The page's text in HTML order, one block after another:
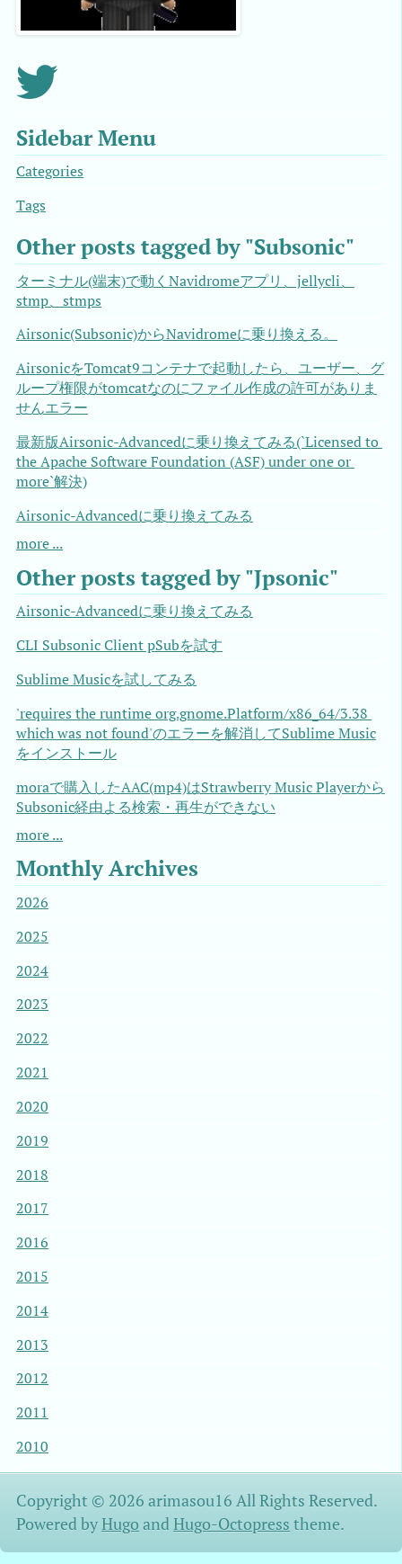
Sidebar Menu
Categories
Tags
Other posts tagged by "Subsonic"
ターミナル(端末)で動くNavidromeアプリ、jellycli、
stmp、stmps
Airsonic(Subsonic)からNavidromeに乗り換える。
AirsonicをTomcat9コンテナで起動したら、ユーザー、グ
ループ権限がtomcatなのにファイル作成の許可がありま
せんエラー
最新版Airsonic-Advancedに乗り換えてみる(`Licensed to
the Apache Software Foundation (ASF) under one or
more`解決)
Airsonic-Advancedに乗り換えてみる
more ...
Other posts tagged by "Jpsonic"
Airsonic-Advancedに乗り換えてみる
CLI Subsonic Client pSubを試す
Sublime Musicを試してみる
'requires the runtime org.gnome.Platform/x86_64/3.38
which was not found'のエラーを解消してSublime Music
をインストール
moraで購入したAAC(mp4)はStrawberry Music Playerから
Subsonic経由よる検索・再生ができない
more ...
Monthly Archives
2026
2025
2024
2023
2022
2021
2020
2019
2018
2017
2016
2015
2014
2013
2012
2011
2010
Copyright © 2026 arimasou16 All Rights Reserved.
Powered byHugo andHugo-Octopress theme.